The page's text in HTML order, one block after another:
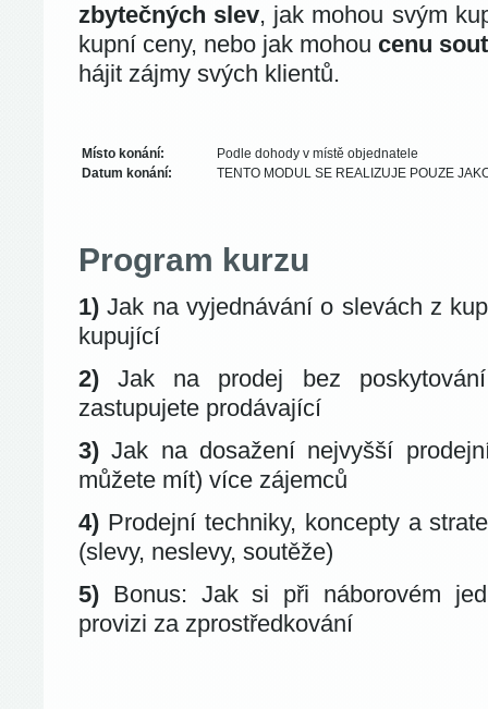
zbytečných slev, jak mohou svým
kupní ceny, nebo jak mohou cenu
hájit zájmy svých klientů.
Místo konání:
Podle dohody v místě objednatele
Datum konání:
TENTO MODUL SE REALIZUJE POUZE
Program kurzu
1) Jak na vyjednávání o slevách z
kupující
2) Jak na prodej bez
zastupujete prodávající
3) Jak na dosažení nejvyšší
můžete mít) více zájemců
4) Prodejní techniky, koncepty a
(slevy, neslevy, soutěže)
5) Bonus: Jak si při náborovém
provizi za zprostředkování